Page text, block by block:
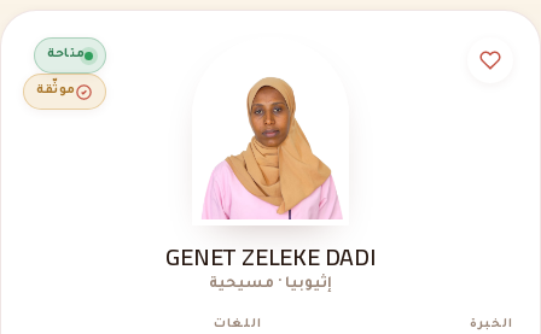
متاحة
موثّقة
GENET ZELEKE DADI
إثيوبيا · مسيحية
الخبرة اللغات